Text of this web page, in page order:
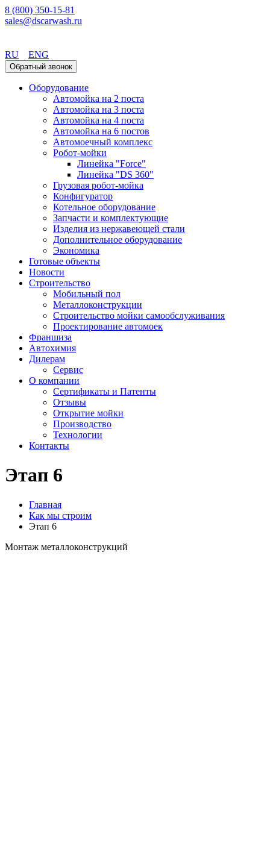
8 (800) 350-15-81
sales@dscarwash.ru
RU
ENG
Обратный звонок
Оборудование
Автомойка на 2 поста
Автомойка на 3 поста
Автомойка на 4 поста
Автомойка на 6 постов
Автомоечный комплекс
Робот-мойки
Линейка "Force"
Линейка "DS 360"
Грузовая робот-мойка
Конфигуратор
Котельное оборудование
Запчасти и комплектующие
Изделия из нержавеющей стали
Дополнительное оборудование
Экономика
Готовые объекты
Новости
Строительство
Мобильный пол
Металлоконструкции
Строительство мойки самообслуживания
Проектирование автомоек
Франшиза
Автохимия
Дилерам
Сервис
О компании
Сертификаты и Патенты
Отзывы
Открытие мойки
Производство
Технологии
Контакты
Этап 6
Главная
Как мы строим
Этап 6
Монтаж металлоконструкций